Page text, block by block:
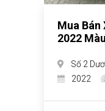
Mua Bán
2022
Số 2
2022